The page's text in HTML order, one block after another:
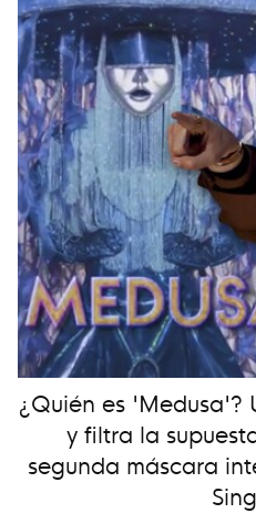
¿Quién es
y filtra la
segunda máscara